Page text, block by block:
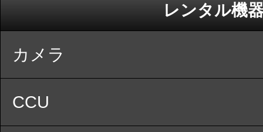
レンタル機
カメラ
CCU